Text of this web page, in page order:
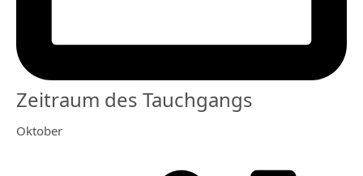
Zeitraum des Tauchgangs
Oktober